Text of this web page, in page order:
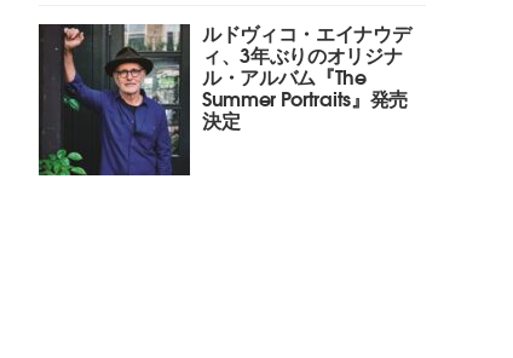
ルドヴィコ・エイナウデ
ィ、3年ぶりのオリジナ
ル・アルバム『The
Summer Portraits』発売
決定